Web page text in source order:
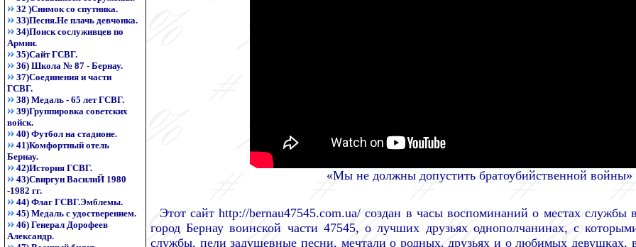
32 )Снимок со спутника.
33)Песня.Не плачь девчонка.
34)Поиск сослуживцев по
Армии.
35)Сайт ГСВГ.
36) Школа № 87 - Бернау.
37)Соединения и части
ГСВГ.
38) Медаль - 65 лет ГСВГ.
39)Группировка советских
войск.
40) Футбол на стадионе.
41)Комфортный отель
Бернау.
42)История ГСВГ.
43)Свиргун ВасилиЙ 1980
-1982 гг.
44) Флаг ГСВГ.Эмблемы.
45) Медаль с удостверением.
46) Генерал Дорофеев
Александр.
«Мы не должны допустить братоубийственной войны»
Этот сайт http://bernau47545.com.ua/ создан в часы воспоминаний о местах
город Бернау воинской части 47545, о лучших друзьях однополчанинах, с
службы, пели задушевные песни, мечтали о родных, друзьях и о любимых девушках,